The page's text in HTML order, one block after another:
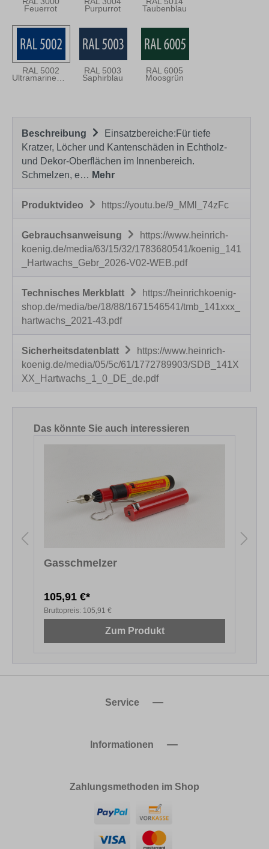
Feuerrot Purpurrot Taubenblau
RAL 5002 RAL 5003
Saphirblau
RAL 6005
Moosgrün
Beschreibung
Einsatzbereiche:Für tiefe
Kratzer, Löcher und Kantenschäden in Echtholz-
und Dekor-Oberflächen im Innenbereich.
Schmelzen, e… Mehr
Produktvideo https://youtu.be/9_MMl_74zFc
Gebrauchsanweisung
https://www.heinrich-
koenig.de/media/63/15/32/1783680541/koenig_141
_Hartwachs_Gebr_2026-V02-WEB.pdf
Technisches Merkblatt
https://heinrichkoenig-
shop.de/media/be/18/88/1671546541/tmb_141xxx_
hartwachs_2021-43.pdf
Sicherheitsdatenblatt
https://www.heinrich-
koenig.de/media/05/5c/61/1772789903/SDB_141X
XX_Hartwachs_1_0_DE_de.pdf
Produktgalerie überspringen
Das könnte Sie auch interessieren
Gasschmelzer
105,91 €*
Bruttopreis: 105,91 €
Zum Produkt
Service
Informationen
Zahlungsmethoden im Shop